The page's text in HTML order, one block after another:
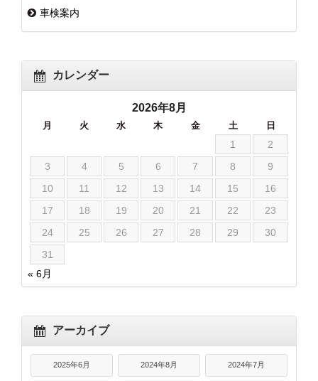
車検案内
カレンダー
2026年8月
月 火 水 木 金 土 日
1
2
3
4 5 6 7 8
9
10
11 12 13 14 15
16
17
18 19 20 21 22
23
24
25 26 27 28 29
30
31
« 6月
アーカイブ
2025年6月 2024年8月 2024年7月